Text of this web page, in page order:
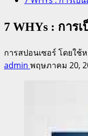
7 WHYs : การ
การสปอนเซอร์ โดยใช้
admin พฤษภาคม 20,